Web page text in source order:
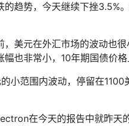
的趋势，今天继续下挫3.5%
，美元在外汇市场的波动也
也非常小，10年期国债价格
小范围内波动，停留在1100
在今天的报告中就昨天